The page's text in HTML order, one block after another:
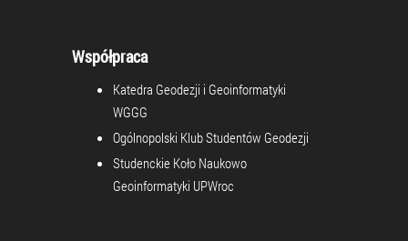
Współpraca
Katedra Geodezji i Geoinformatyki
WGGG
Ogólnopolski Klub Studentów Geodezji
Studenckie Koło Naukowo
Geoinformatyki UPWroc